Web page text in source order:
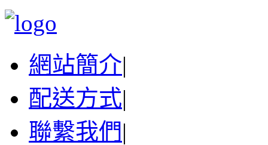
網站簡介|
配送方式|
聯繫我們|